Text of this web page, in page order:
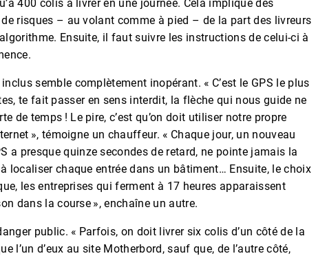
400 colis à livrer en une journée. Cela implique des
risques – au volant comme à pied – de la part des livreurs
Ensuite, il faut suivre les instructions de celui-ci à
semble complètement inopérant. « C’est le GPS le plus
te fait passer en sens interdit, la flèche qui nous guide ne
de temps ! Le pire, c’est qu’on doit utiliser notre propre
», témoigne un chauffeur. « Chaque jour, un nouveau
a presque quinze secondes de retard, ne pointe jamais la
localiser chaque entrée dans un bâtiment… Ensuite, le choix
les entreprises qui ferment à 17 heures apparaissent
dans la course », enchaîne un autre.
public. « Parfois, on doit livrer six colis d’un côté de la
l’un d’eux au site Motherbord, sauf que, de l’autre côté,